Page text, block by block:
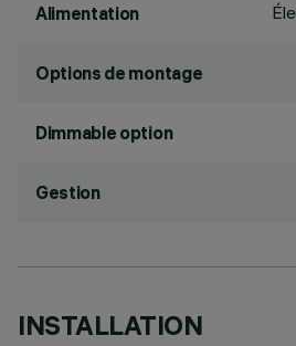
Alimentation
Options de montage
Dimmable option
Gestion
INSTALLATION